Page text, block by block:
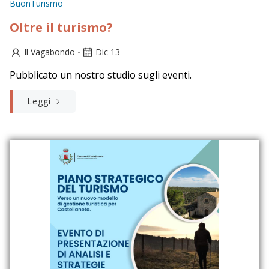
BuonTurismo
Oltre il turismo?
Il Vagabondo - Dic 13
Pubblicato un nostro studio sugli eventi.
Leggi